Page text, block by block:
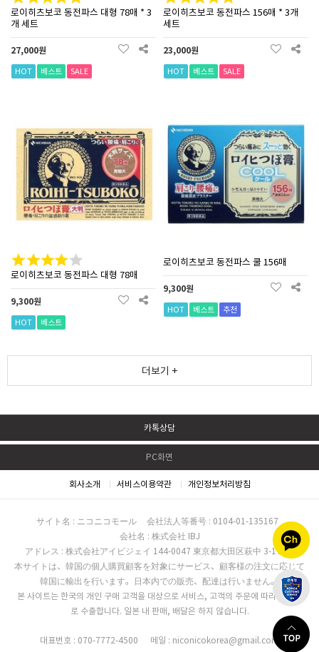
로이히츠보코 동전파스 대형 78매 * 3
개 세트
27,000원
HOT 베스트 SALE
로이히츠보코 동전파스 156매 * 3개
세트
23,000원
HOT 베스트 SALE
로이히츠보코 동전파스 대형 78매
9,300원
HOT 베스트
로이히츠보코 동전파스 쿨 156매
9,300원
HOT 베스트 추천
더보기 +
카톡상담
PC화면
회사소개 서비스이용약관 개인정보처리방침
サイト名 : ニコニコモール
会社法人等番号 : 0104-01-135167
会社名 : 株式会社 IBJ
アドレス : 株式会社アイビジェイ 144-0047 東京都大田区萩中 3-17-16
本サイトは、韓国の個人購買顧客を対象にサービス、顧客様の注文に応じて
韓国に輸出を行います。日本内での販売、配達は行いません。
본 사이트는 한국의 개인 구매 고객을 대상으로 서비스, 고객의 주문에 따라 한국으
로 수출합니다. 일본 내 판매, 배달은 하지 않습니다.
대표번호 : 070-7772-4500 메일 : niconicokorea@gmail.com